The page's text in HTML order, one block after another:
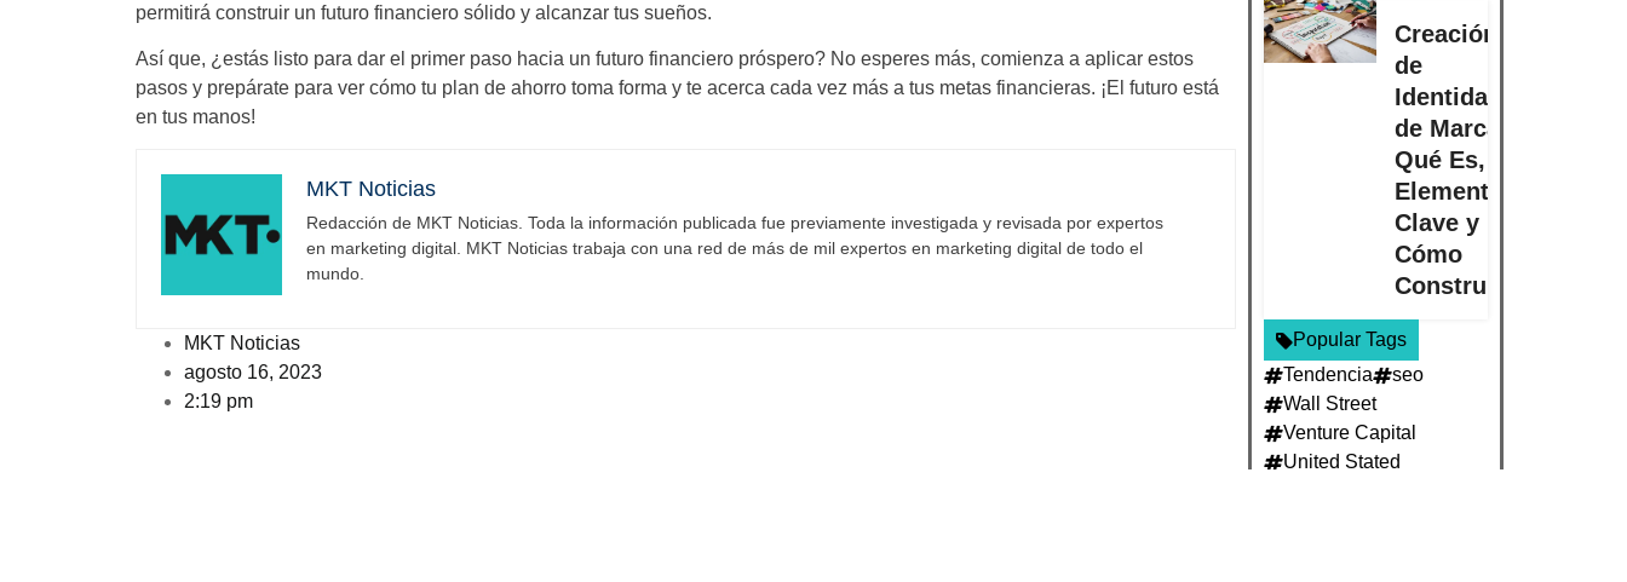
permitirá construir un futuro financiero sólido y alcanzar tus sueños.
Así que, ¿estás listo para dar el primer paso hacia un futuro financiero próspero? No esperes más, comienza a aplicar estos
pasos y prepárate para ver cómo tu plan de ahorro toma forma y te acerca cada vez más a tus metas financieras. ¡El futuro está
en tus manos!
MKT Noticias
Redacción de MKT Noticias. Toda la información publicada fue previamente investigada y revisada por expertos
en marketing digital. MKT Noticias trabaja con una red de más de mil expertos en marketing digital de todo el
mundo.
MKT Noticias
agosto 16, 2023
2:19 pm
Creación
de
Identidad
de Marca:
Qué Es,
Elementos
Clave y
Cómo
Construirla
Popular Tags
Tendencia
seo
Wall Street
Venture Capital
United Stated